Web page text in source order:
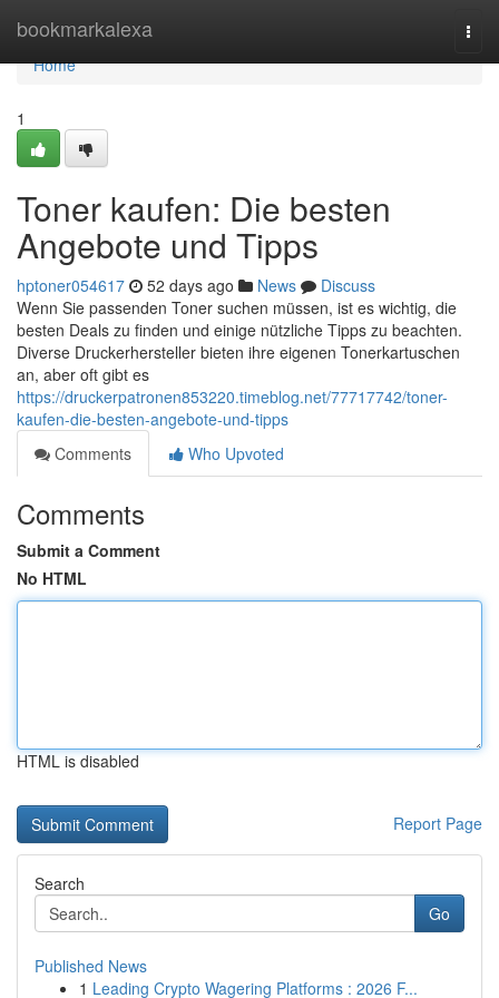
bookmarkalexa
Home
Home
1
Toner kaufen: Die besten
Angebote und Tipps
hptoner054617 52 days ago News
Discuss
Wenn Sie passenden Toner suchen müssen, ist es wichtig, die
besten Deals zu finden und einige nützliche Tipps zu beachten.
Diverse Druckerhersteller bieten ihre eigenen Tonerkartuschen
an, aber oft gibt es
https://druckerpatronen853220.timeblog.net/77717742/toner-
kaufen-die-besten-angebote-und-tipps
Comments
Who Upvoted
Comments
Submit a Comment
No HTML
HTML is disabled
Report Page
Search
Go
Published News
1 Leading Crypto Wagering Platforms : 2026 F...